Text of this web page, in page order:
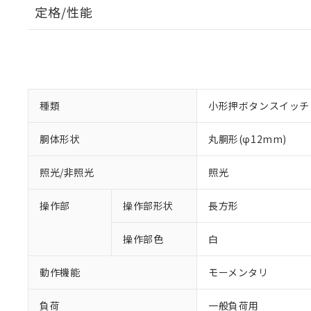
定格/性能
種類 小形押ボタンスイッチ
胴体形状 丸胴形(φ12mm)
照光/非照光 照光
操作部 操作部形状 長方形
操作部色 白
動作機能 モーメンタリ
負荷 一般負荷用